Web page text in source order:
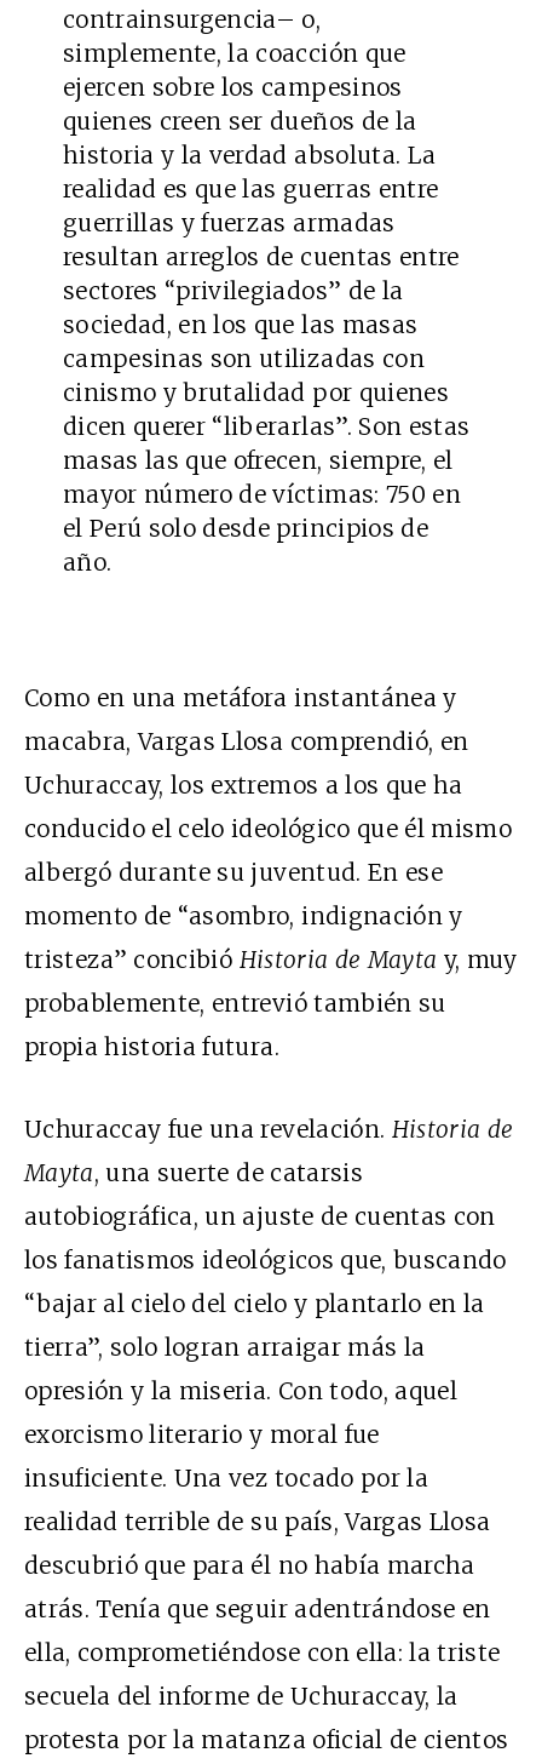
contrainsurgencia– o,
simplemente, la coacción que
ejercen sobre los campesinos
quienes creen ser dueños de la
historia y la verdad absoluta. La
realidad es que las guerras entre
guerrillas y fuerzas armadas
resultan arreglos de cuentas entre
sectores “privilegiados” de la
sociedad, en los que las masas
campesinas son utilizadas con
cinismo y brutalidad por quienes
dicen querer “liberarlas”. Son estas
masas las que ofrecen, siempre, el
mayor número de víctimas: 750 en
el Perú solo desde principios de
año.
Como en una metáfora instantánea y
macabra, Vargas Llosa comprendió, en
Uchuraccay, los extremos a los que ha
conducido el celo ideológico que él mismo
albergó durante su juventud. En ese
momento de “asombro, indignación y
tristeza” concibió Historia de Mayta y, muy
probablemente, entrevió también su
propia historia futura.
Uchuraccay fue una revelación. Historia de
Mayta, una suerte de catarsis
autobiográfica, un ajuste de cuentas con
los fanatismos ideológicos que, buscando
“bajar al cielo del cielo y plantarlo en la
tierra”, solo logran arraigar más la
opresión y la miseria. Con todo, aquel
exorcismo literario y moral fue
insuficiente. Una vez tocado por la
realidad terrible de su país, Vargas Llosa
descubrió que para él no había marcha
atrás. Tenía que seguir adentrándose en
ella, comprometiéndose con ella: la triste
secuela del informe de Uchuraccay, la
protesta por la matanza oficial de cientos